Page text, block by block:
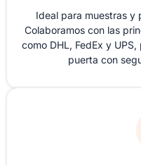
Ideal para muestras y
Colaboramos con las
como DHL, FedEx y
puerta con